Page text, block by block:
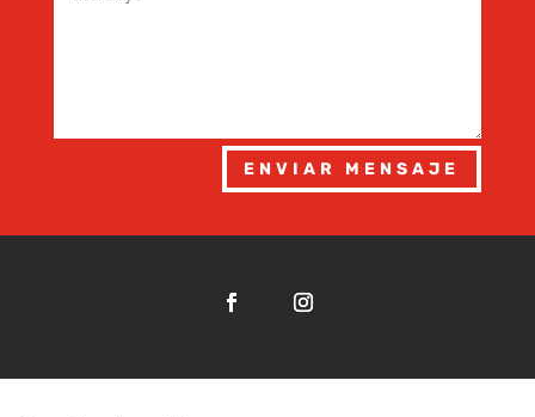
ENVIAR MENSAJE